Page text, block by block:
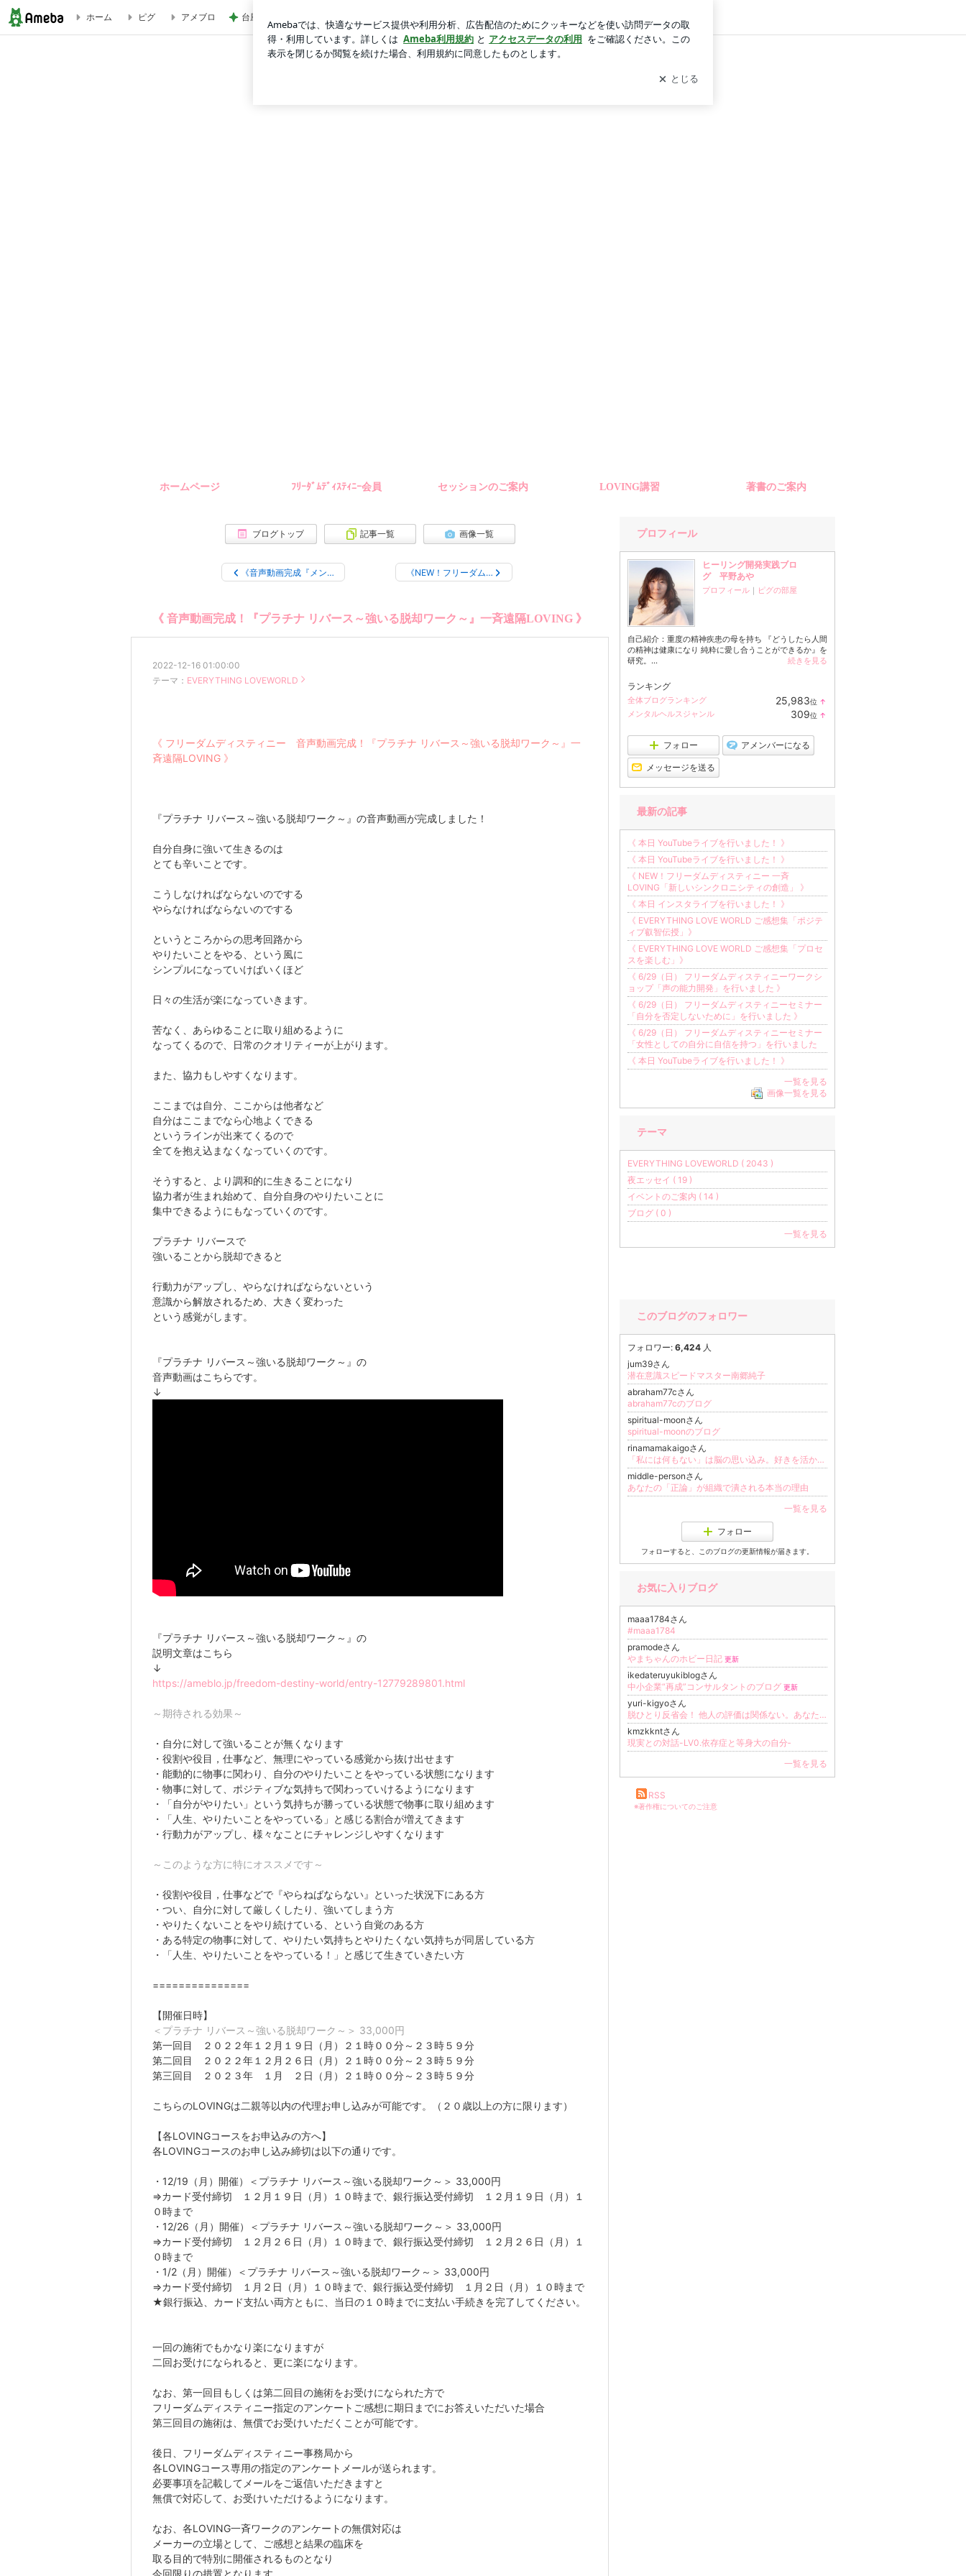
《 音声動画完成！『プラチナ リバース～強いる脱却ワーク～』一斉遠隔LOVING 》 | Freedom Destiny ヒーリング開発実践ブログ
ホーム ピグ アメブロ 台風に備え常備するアップルパイ ログイン
ブログトップ 記事一覧 画像一覧
《音声動画完成『メン… 《NEW！フリーダム…
《 音声動画完成！『プラチナ リバース～強いる脱却ワーク～』一斉遠隔LOVING 》
2022-12-16 01:00:00
テーマ： EVERYTHING LOVEWORLD
《 フリーダムディスティニー 音声動画完成！『プラチナ リバース～強いる脱却ワーク～』一
斉遠隔LOVING 》
『プラチナ リバース～強いる脱却ワーク～』の音声動画が完成しました！
自分自身に強いて生きるのは
とても辛いことです。
こうしなければならないのでする
やらなければならないのでする
というところからの思考回路から
やりたいことをやる、という風に
シンプルになっていけばいくほど
日々の生活が楽になっていきます。
苦なく、あらゆることに取り組めるように
なってくるので、日常のクオリティーが上がります。
また、協力もしやすくなります。
ここまでは自分、ここからは他者など
自分はここまでなら心地よくできる
というラインが出来てくるので
全てを抱え込まなくなっていくのです。
そうすると、より調和的に生きることになり
協力者が生まれ始めて、自分自身のやりたいことに
集中できるようにもなっていくのです。
プラチナ リバースで
強いることから脱却できると
行動力がアップし、やらなければならないという
意識から解放されるため、大きく変わった
という感覚がします。
『プラチナ リバース～強いる脱却ワーク～』の
音声動画はこちらです。
↓
『プラチナ リバース～強いる脱却ワーク～』の
説明文章はこちら
↓
https://ameblo.jp/freedom-destiny-world/entry-12779289801.html
～期待される効果～
・自分に対して強いることが無くなります
・役割や役目，仕事など、無理にやっている感覚から抜け出せます
・能動的に物事に関わり、自分のやりたいことをやっている状態になります
・物事に対して、ポジティブな気持ちで関わっていけるようになります
・「自分がやりたい」という気持ちが勝っている状態で物事に取り組めます
・「人生、やりたいことをやっている」と感じる割合が増えてきます
・行動力がアップし、様々なことにチャレンジしやすくなります
～このような方に特にオススメです～
・役割や役目，仕事などで『やらねばならない』といった状況下にある方
・つい、自分に対して厳しくしたり、強いてしまう方
・やりたくないことをやり続けている、という自覚のある方
・ある特定の物事に対して、やりたい気持ちとやりたくない気持ちが同居している方
・「人生、やりたいことをやっている！」と感じて生きていきたい方
===============
【開催日時】
＜プラチナ リバース～強いる脱却ワーク～＞ 33,000円
第一回目 ２０２２年１２月１９日（月）２１時００分～２３時５９分
第二回目 ２０２２年１２月２６日（月）２１時００分～２３時５９分
第三回目 ２０２３年 １月 ２日（月）２１時００分～２３時５９分
こちらのLOVINGは二親等以内の代理お申し込みが可能です。（２０歳以上の方に限ります）
【各LOVINGコースをお申込みの方へ】
各LOVINGコースのお申し込み締切は以下の通りです。
・12/19（月）開催）＜プラチナ リバース～強いる脱却ワーク～＞ 33,000円
⇒カード受付締切 １２月１９日（月）１０時まで、銀行振込受付締切 １２月１９日（月）１
０時まで
・12/26（月）開催）＜プラチナ リバース～強いる脱却ワーク～＞ 33,000円
⇒カード受付締切 １２月２６日（月）１０時まで、銀行振込受付締切 １２月２６日（月）１
０時まで
・1/2（月）開催）＜プラチナ リバース～強いる脱却ワーク～＞ 33,000円
⇒カード受付締切 １月２日（月）１０時まで、銀行振込受付締切 １月２日（月）１０時まで
★銀行振込、カード支払い両方ともに、当日の１０時までに支払い手続きを完了してください。
一回の施術でもかなり楽になりますが
二回お受けになられると、更に楽になります。
なお、第一回目もしくは第二回目の施術をお受けになられた方で
フリーダムディスティニー指定のアンケートご感想に期日までにお答えいただいた場合
第三回目の施術は、無償でお受けいただくことが可能です。
後日、フリーダムディスティニー事務局から
各LOVINGコース専用の指定のアンケートメールが送られます。
必要事項を記載してメールをご返信いただきますと
無償で対応して、お受けいただけるようになります。
なお、各LOVING一斉ワークのアンケートの無償対応は
メーカーの立場として、ご感想と結果の臨床を
取る目的で特別に開催されるものとなり
今回限りの措置となります。
プロフィール
ヒーリング開発実践ブロ
グ 平野あや
プロフィール ｜ ピグの部屋
自己紹介：重度の精神疾患の母を持ち 『どうしたら人間
の精神は健康になり 純粋に愛し合うことができるか』を
研究。...
続きを見る
ランキング
全体ブログランキング 25,983位 ↑
メンタルヘルスジャンル 309位 ↑
フォロー アメンバーになる
メッセージを送る
最新の記事
《 本日 YouTubeライブを行いました！ 》
《 本日 YouTubeライブを行いました！ 》
《 NEW！フリーダムディスティニー 一斉
LOVING「新しいシンクロニシティの創造」 》
《 本日 インスタライブを行いました！ 》
《 EVERYTHING LOVE WORLD ご感想集「ポジテ
ィブ叡智伝授」》
《 EVERYTHING LOVE WORLD ご感想集「プロセ
スを楽しむ」》
《 6/29（日） フリーダムディスティニーワークシ
ョップ「声の能力開発」を行いました 》
《 6/29（日） フリーダムディスティニーセミナー
「自分を否定しないために」を行いました 》
《 6/29（日） フリーダムディスティニーセミナー
「女性としての自分に自信を持つ」を行いました
《 本日 YouTubeライブを行いました！ 》
一覧を見る
画像一覧を見る
テーマ
EVERYTHING LOVEWORLD ( 2043 )
夜エッセイ ( 19 )
イベントのご案内 ( 14 )
ブログ ( 0 )
一覧を見る
ホームページ ﾌﾘｰﾀﾞﾑﾃﾞｨｽﾃｨﾆｰ会員 セッションのご案内 LOVING講習 著書のご案内
このブログのフォロワー
フォロワー: 6,424 人
jum39さん
潜在意識スピードマスター南郷純子
abraham77cさん
abraham77cのブログ
spiritual-moonさん
spiritual-moonのブログ
rinamamakaigoさん
「私には何もない」は脳の思い込み。好きを活かして自立する女性の新常識
middle-personさん
あなたの「正論」が組織で潰される本当の理由
一覧を見る
フォロー
フォローすると、このブログの更新情報が届きます。
お気に入りブログ
maaa1784さん
#maaa1784
pramodeさん
やまちゃんのホビー日記 更新
ikedateruyukiblogさん
中小企業“再成”コンサルタントのブログ 更新
yuri-kigyoさん
脱ひとり反省会！ 他人の評価は関係ない。あなたが本音を出しても愛される方法。自己価値コーチ・岩瀬ゆり
kmzkkntさん
現実との対話-LV0.依存症と等身大の自分‐
一覧を見る
RSS
※著作権についてのご注意